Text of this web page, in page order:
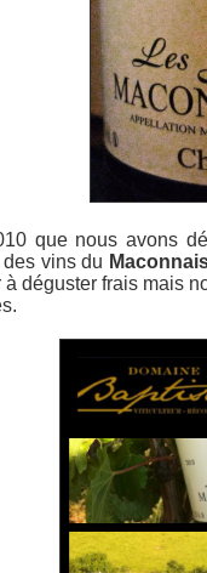
que nous avons
vins du
à déguster frais mais